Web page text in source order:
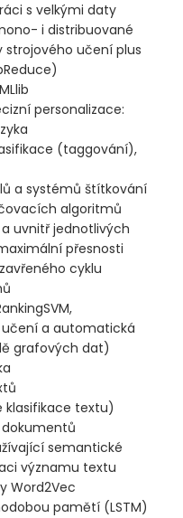
nástroje pro
s velkými daty
i distribuované
učení plus
personalizace:
(taggování),
a systémů štítkování
algoritmů
uvnitř jednotlivých
přesnosti
cyklu
učení a automatická
grafových dat)
textu)
semantické
významu textu
Word2Vec
pamětí (LSTM)